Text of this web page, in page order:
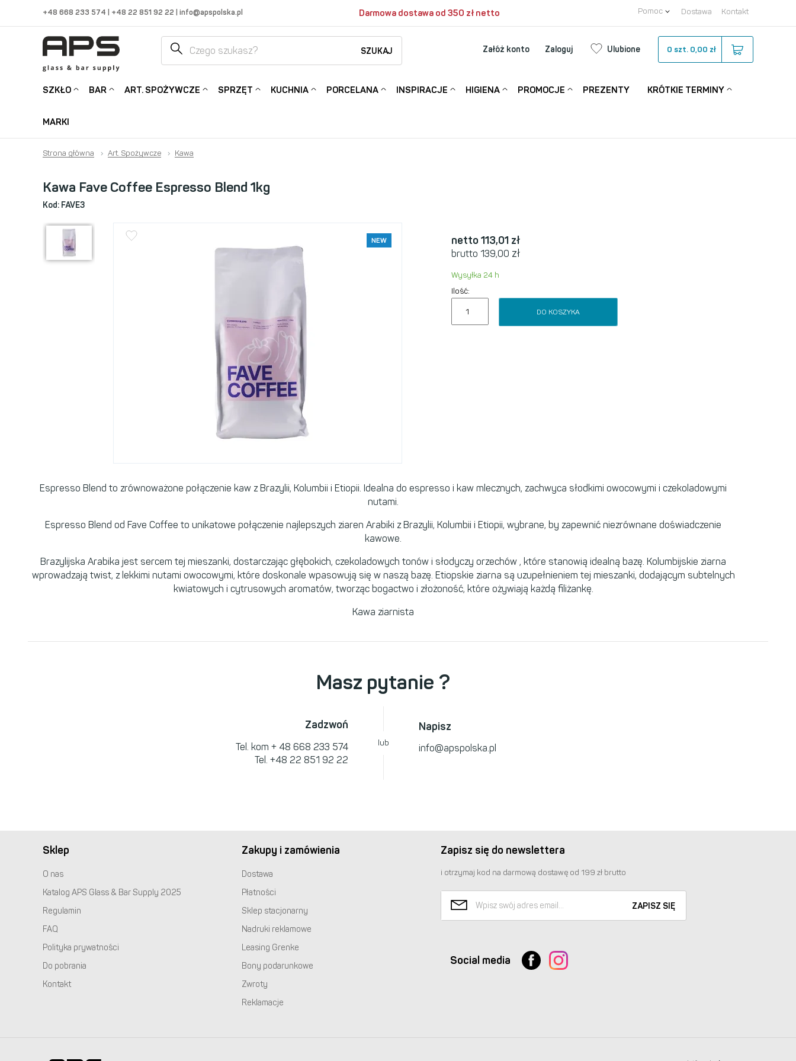
+48 668 233 574 | +48 22 851 92 22 | info@apspolska.pl Darmowa dostawa od 350 zł netto Pomoc Dostawa Kontakt
SZUKAJ Załóż konto Zaloguj Ulubione 0 szt. 0,00 zł
SZKŁO BAR ART. SPOŻYWCZE SPRZĘT KUCHNIA PORCELANA INSPIRACJE HIGIENA PROMOCJE PREZENTY KRÓTKIE TERMINY
MARKI
Strona główna › Art. Spożywcze › Kawa
Kawa Fave Coffee Espresso Blend 1kg
Kod: FAVE3
NEW netto 113,01 zł
brutto 139,00 zł
Wysyłka 24 h
Ilość:
DO KOSZYKA
Espresso Blend to zrównoważone połączenie kaw z Brazylii, Kolumbii i Etiopii. Idealna do espresso i kaw mlecznych, zachwyca słodkimi owocowymi i czekoladowymi
nutami.
Espresso Blend od Fave Coffee to unikatowe połączenie najlepszych ziaren Arabiki z Brazylii, Kolumbii i Etiopii, wybrane, by zapewnić niezrównane doświadczenie
kawowe.
Brazylijska Arabika jest sercem tej mieszanki, dostarczając głębokich, czekoladowych tonów i słodyczy orzechów , które stanowią idealną bazę. Kolumbijskie ziarna
wprowadzają twist, z lekkimi nutami owocowymi, które doskonale wpasowują się w naszą bazę. Etiopskie ziarna są uzupełnieniem tej mieszanki, dodającym subtelnych
kwiatowych i cytrusowych aromatów, tworząc bogactwo i złożoność, które ożywiają każdą filiżankę.
Kawa ziarnista
Masz pytanie ?
Zadzwoń
Tel. kom + 48 668 233 574
Tel. +48 22 851 92 22
lub
Napisz
info@apspolska.pl
Sklep
O nas
Katalog APS Glass & Bar Supply 2025
Regulamin
FAQ
Polityka prywatności
Do pobrania
Kontakt
Zakupy i zamówienia
Dostawa
Płatności
Sklep stacjonarny
Nadruki reklamowe
Leasing Grenke
Bony podarunkowe
Zwroty
Reklamacje
Zapisz się do newslettera
i otrzymaj kod na darmową dostawę od 199 zł brutto
ZAPISZ SIĘ
Social media